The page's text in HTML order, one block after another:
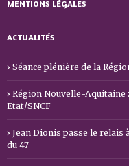
MENTIONS LÉGALES
ACTUALITÉS
Séance plénière de la
Région Nouvelle-Aquitaine
Etat/SNCF
Jean Dionis passe le relais
du 47